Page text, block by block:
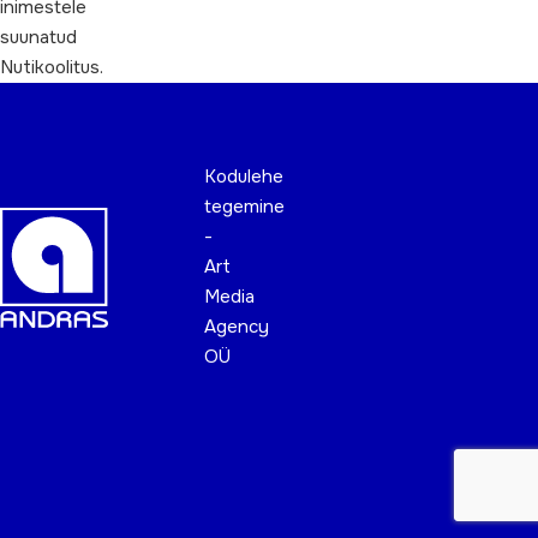
inimestele
suunatud
Nutikoolitus.
Kodulehe
tegemine
-
Art
Media
Agency
OÜ